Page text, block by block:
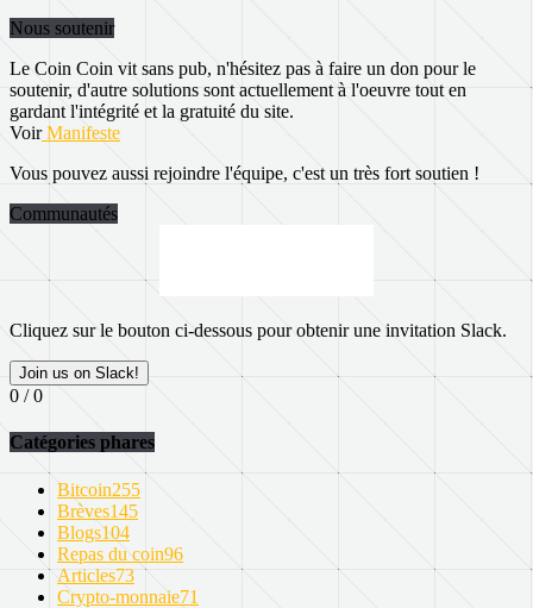
Nous soutenir
Le Coin Coin vit sans pub, n'hésitez pas à faire un don pour le
soutenir, d'autre solutions sont actuellement à l'oeuvre tout en
gardant l'intégrité et la gratuité du site.
VoirManifeste
Vous pouvez aussi rejoindre l'équipe, c'est un très fort soutien !
Communautés
Cliquez sur le bouton ci-dessous pour obtenir une invitation Slack.
Join us on Slack!
0 / 0
Catégories phares
Bitcoin255
Brèves145
Blogs104
Repas du coin96
Articles73
Crypto-monnaie71